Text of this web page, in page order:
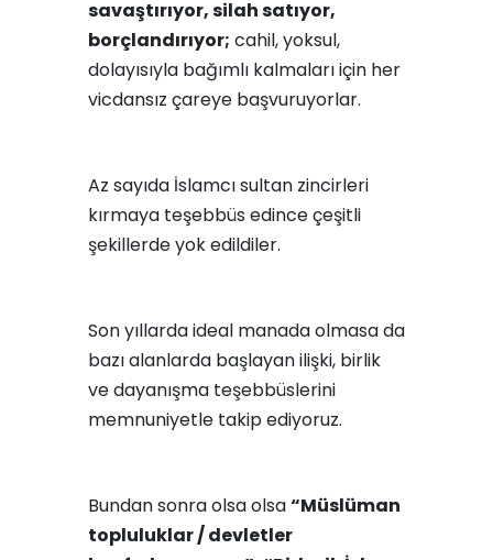
savaştırıyor, silah satıyor,
borçlandırıyor; cahil, yoksul,
dolayısıyla bağımlı kalmaları için her
vicdansız çareye başvuruyorlar.
Az sayıda İslamcı sultan zincirleri
kırmaya teşebbüs edince çeşitli
şekillerde yok edildiler.
Son yıllarda ideal manada olmasa da
bazı alanlarda başlayan ilişki, birlik
ve dayanışma teşebbüslerini
memnuniyetle takip ediyoruz.
Bundan sonra olsa olsa“Müslüman
topluluklar / devletler